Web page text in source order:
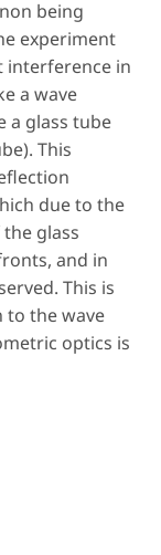
being
experiment
interference in
a wave
a glass tube
This
due to the
glass
and in
This is
to the wave
optics is